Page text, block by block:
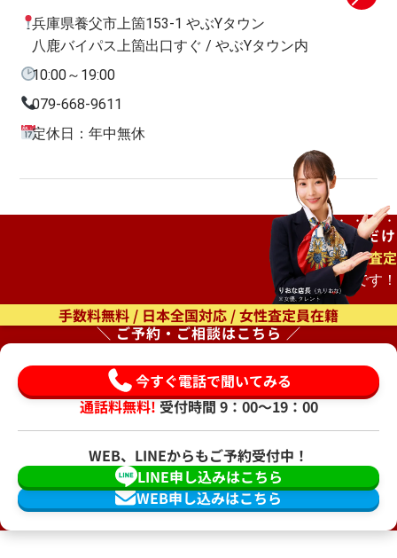
兵庫県養父市上箇153-1 やぶYタウン
八鹿バイパス上箇出口すぐ / やぶYタウン内
10:00～19:00
079-668-9611
定休日：年中無休
ご自宅で待つだけ
出張査定
もオススメです！
手数料無料 / 日本全国対応 / 女性査定員在籍
＼ ご予約・ご相談はこちら ／
今すぐ電話で聞いてみる
通話料無料!受付時間 9：00〜19：00
WEB、LINEからもご予約受付中！
WEB申し込みはこちら
LINE申し込みはこちら